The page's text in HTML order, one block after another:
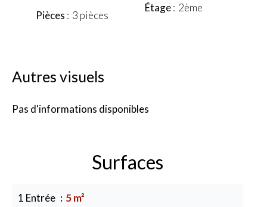
Pièces 3 pièces
Étage 2ème
Autres visuels
Pas d'informations disponibles
Surfaces
1 Entrée 5 m²